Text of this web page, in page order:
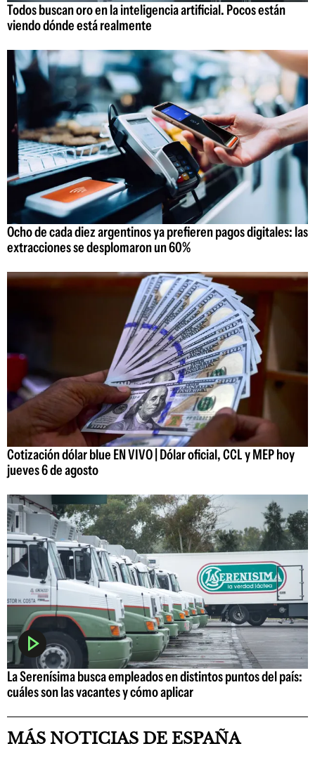
Todos buscan oro en la inteligencia artificial. Pocos están
viendo dónde está realmente
Ocho de cada diez argentinos ya prefieren pagos digitales: las
extracciones se desplomaron un 60%
Cotización dólar blue EN VIVO | Dólar oficial, CCL y MEP hoy
jueves 6 de agosto
La Serenísima busca empleados en distintos puntos del país:
cuáles son las vacantes y cómo aplicar
MÁS NOTICIAS DE ESPAÑA